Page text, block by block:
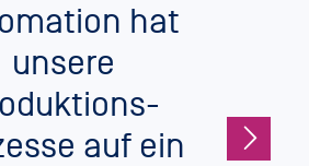
hat
unsere
auf ein
